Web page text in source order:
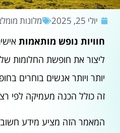
יולי 25, 2025 מלונות
חוויות נופש מותאמות
ליצור את חופשת החלומות
יותר ויותר אנשים בוחרים
זה כולל הכנה מעמיקה לפי
המאמר הזה מציע מידע חשוב